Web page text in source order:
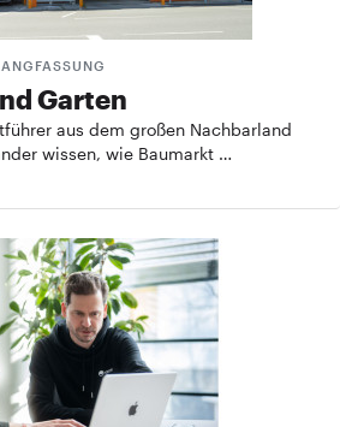
Garten
aus dem großen Nachbarland
wissen, wie Baumarkt …